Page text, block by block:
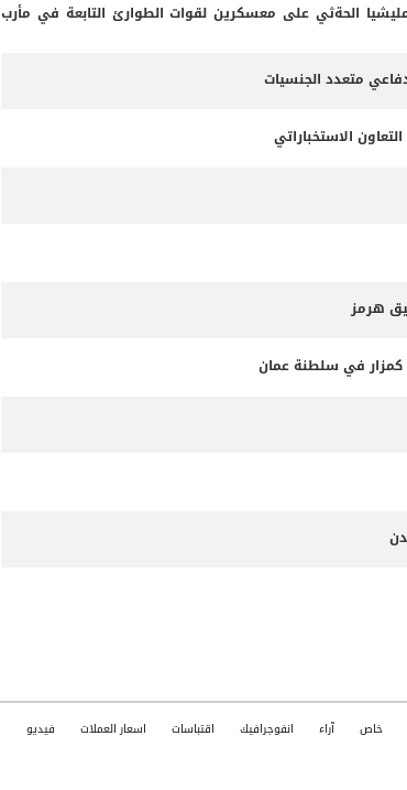
الحةثي على معسكرين لقوات الطوارئ التابعة في مأرب
متعدد الجنسيات
الاستخباراتي
هرمز
خاص آراء انفوجرافيك اقتباسات اسعار العملات فيديو